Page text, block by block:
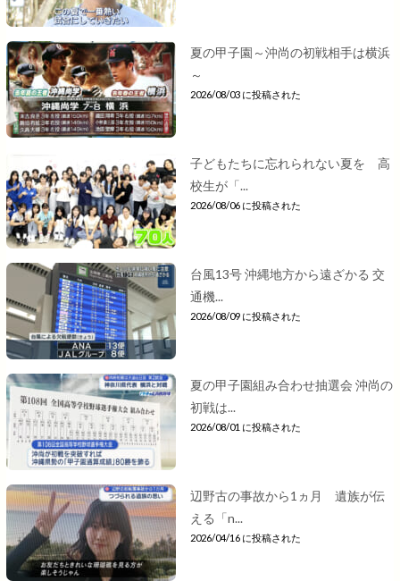
夏の甲子園～沖尚の初戦相手は横浜
～
2026/08/03 に投稿された
子どもたちに忘れられない夏を 高
校生が「...
2026/08/06 に投稿された
台風13号 沖縄地方から遠ざかる 交
通機...
2026/08/09 に投稿された
夏の甲子園組み合わせ抽選会 沖尚の
初戦は...
2026/08/01 に投稿された
辺野古の事故から1ヵ月 遺族が伝
える「n...
2026/04/16 に投稿された